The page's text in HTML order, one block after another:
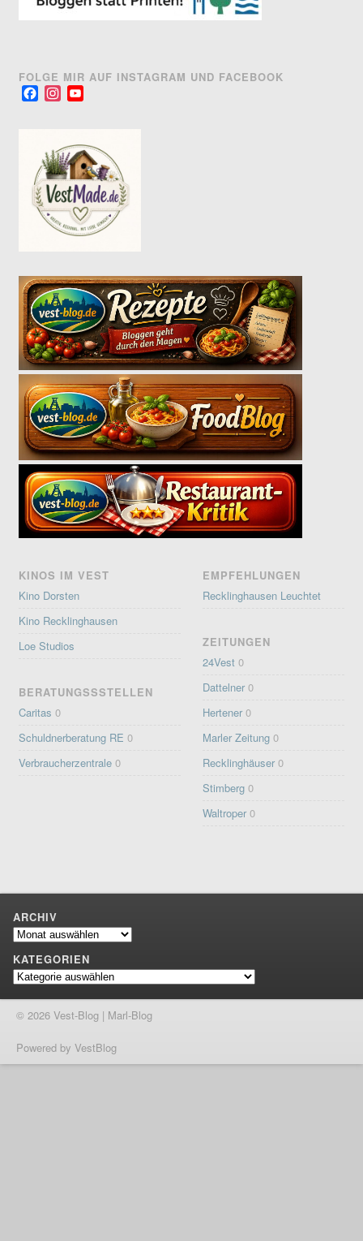
FOLGE MIR AUF INSTAGRAM UND FACEBOOK
FacebookInstagram
KINOS IM VEST
Kino Dorsten
Kino Recklinghausen
Loe Studios
BERATUNGSSSTELLEN
Caritas 0
Schuldnerberatung RE 0
Verbraucherzentrale 0
EMPFEHLUNGEN
Recklinghausen Leuchtet
ZEITUNGEN
24Vest 0
Dattelner 0
Hertener 0
Marler Zeitung 0
Recklinghäuser 0
Stimberg 0
Waltroper 0
ARCHIV
Archiv
KATEGORIEN
Kategorien
© 2026 Vest-Blog | Marl-Blog
Powered by VestBlog